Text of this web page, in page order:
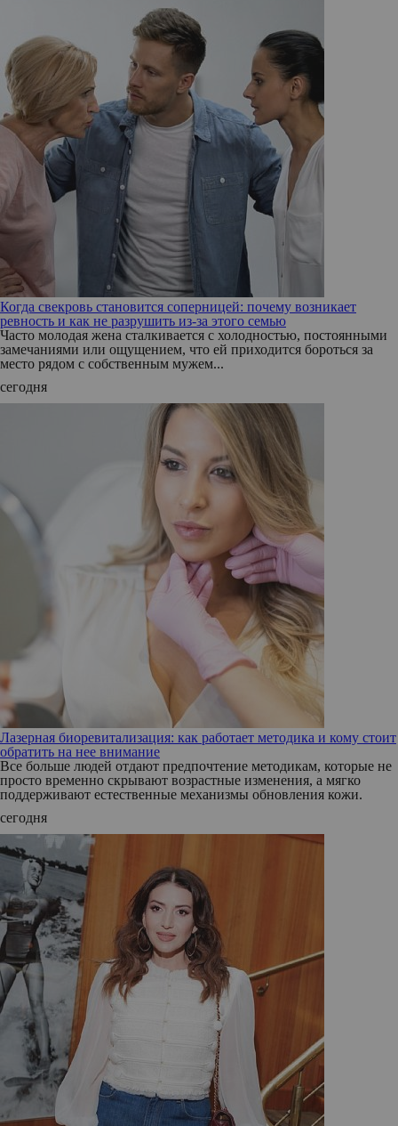
Когда свекровь становится соперницей: почему возникает
ревность и как не разрушить из-за этого семью
Часто молодая жена сталкивается с холодностью, постоянными
замечаниями или ощущением, что ей приходится бороться за
место рядом с собственным мужем...
сегодня
Лазерная биоревитализация: как работает методика и кому стоит
обратить на нее внимание
Все больше людей отдают предпочтение методикам, которые не
просто временно скрывают возрастные изменения, а мягко
поддерживают естественные механизмы обновления кожи.
сегодня